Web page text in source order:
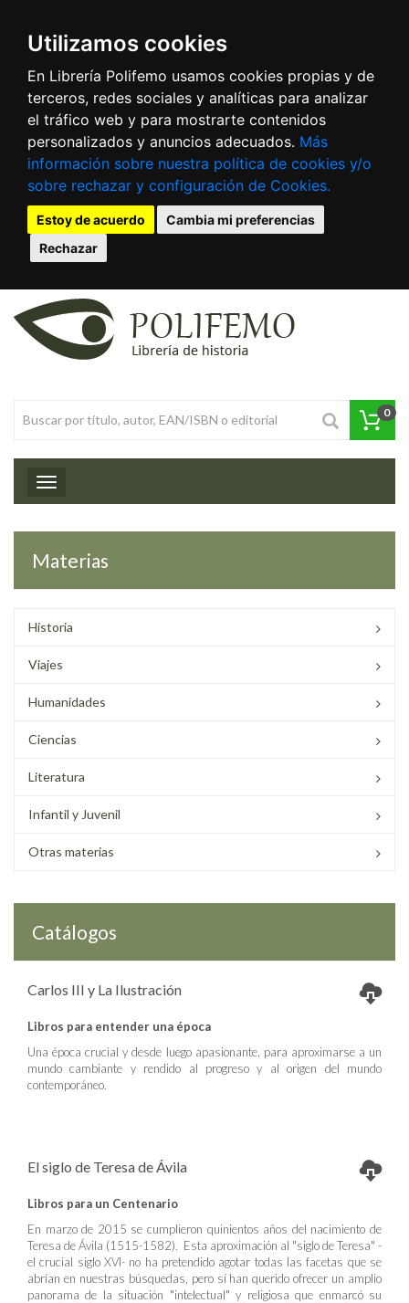
Utilizamos cookies
En Librería Polifemo usamos cookies propias y de
terceros, redes sociales y analíticas para analizar
el tráfico web y para mostrarte contenidos
personalizados y anuncios adecuados. Más
información sobre nuestra política de cookies y/o
sobre rechazar y configuración de Cookies.
Estoy de acuerdo
Cambia mi preferencias
Rechazar
0
Toggle navigation
Materias
Historia
Viajes
Humanidades
Ciencias
Literatura
Infantil y Juvenil
Otras materias
Catálogos
Carlos III y La Ilustración
Libros para entender una época
Una época crucial y desde luego apasionante, para aproximarse a un
mundo cambiante y rendido al progreso y al origen del mundo
contemporáneo.
El siglo de Teresa de Ávila
Libros para un Centenario
En marzo de 2015 se cumplieron quinientos años del nacimiento de
Teresa de Ávila (1515-1582). Esta aproximación al "siglo de Teresa" -
el crucial siglo XVI- no ha pretendido agotar todas las facetas que se
abrían en nuestras búsquedas, pero sí han querido ofrecer un amplio
panorama de la situación "intelectual" y religiosa que enmarcó su